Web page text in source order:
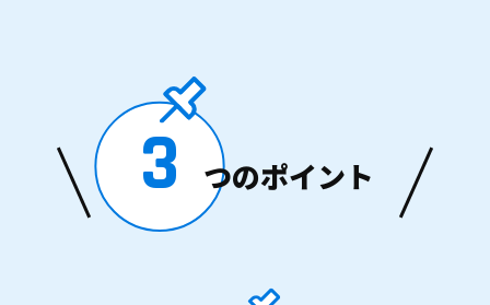
3 つのポイント